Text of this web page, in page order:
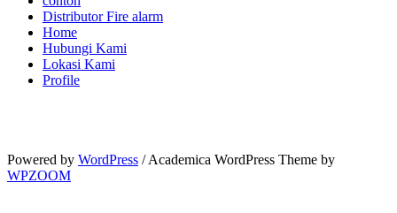
Distributor Fire alarm
Home
Hubungi Kami
Lokasi Kami
Profile
Powered by WordPress / Academica WordPress Theme by
WPZOOM